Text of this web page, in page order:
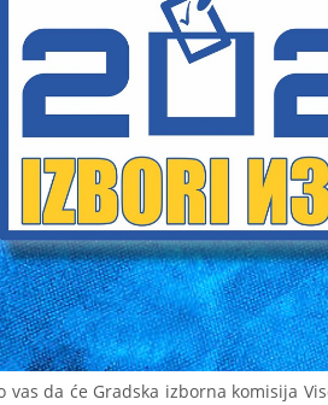
vas da će Gradska izborna komisija